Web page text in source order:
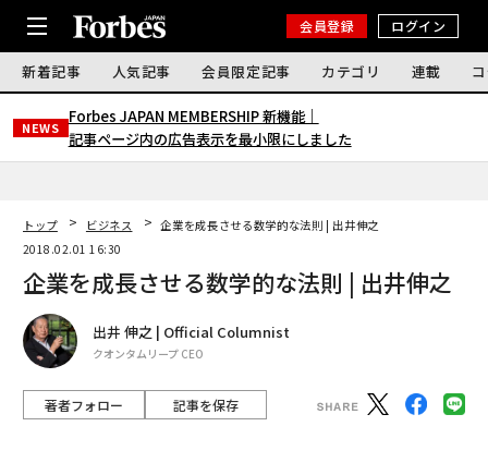
会員登録 ログイン
新着記事 人気記事 会員限定記事 カテゴリ 連載
NEWS
Forbes JAPAN MEMBERSHIP 新機能｜
記事ページ内の広告表示を最小限にしました
トップ ビジネス
企業を成長させる数学的な法則 | 出井伸之
2018.02.01 16:30
企業を成長させる数学的な法則 | 出井伸之
出井 伸之 | Official Columnist
クオンタムリープ CEO
著者フォロー 記事を保存